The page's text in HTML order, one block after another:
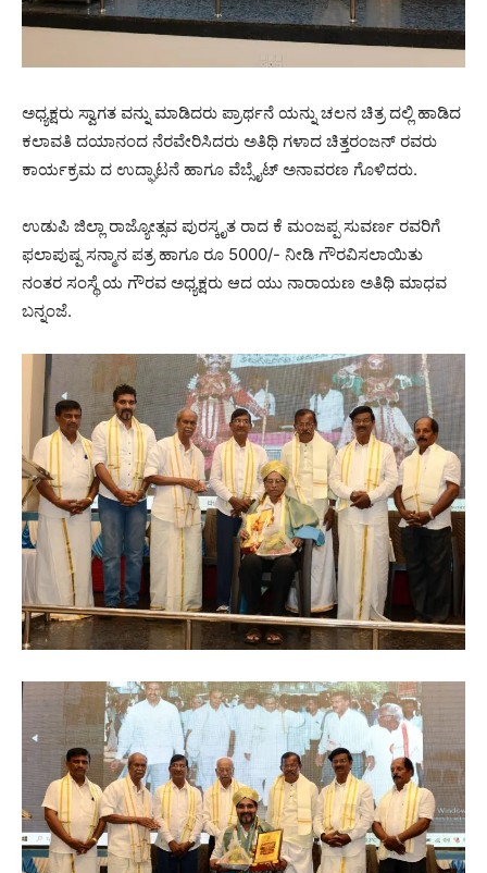
ಅಧ್ಯಕ್ಷರು ಸ್ವಾಗತ ವನ್ನು ಮಾಡಿದರು ಪ್ರಾರ್ಥನೆ ಯನ್ನು ಚಲನ ಚಿತ್ರ ದಲ್ಲಿ ಹಾಡಿದ
ಕಲಾವತಿ ದಯಾನಂದ ನೆರವೇರಿಸಿದರು ಅತಿಥಿ ಗಳಾದ ಚಿತ್ತರಂಜನ್ ರವರು
ಕಾರ್ಯಕ್ರಮ ದ ಉದ್ಘಾಟನೆ ಹಾಗೂ ವೆಬ್ಸೈಟ್ ಅನಾವರಣ ಗೊಳಿದರು.
ಉಡುಪಿ ಜಿಲ್ಲಾ ರಾಜ್ಯೋತ್ಸವ ಪುರಸ್ಕೃತ ರಾದ ಕೆ ಮಂಜಪ್ಪ ಸುವರ್ಣ ರವರಿಗೆ
ಫಲಾಪುಷ್ಪ ಸನ್ಮಾನ ಪತ್ರ ಹಾಗೂ ರೂ 5000/- ನೀಡಿ ಗೌರವಿಸಲಾಯಿತು
ನಂತರ ಸಂಸ್ಥೆ ಯ ಗೌರವ ಅಧ್ಯಕ್ಷರು ಆದ ಯು ನಾರಾಯಣ ಅತಿಥಿ ಮಾಧವ
ಬನ್ನಂಜೆ.